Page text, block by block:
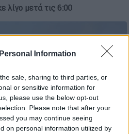
Information
sale, sharing to third parties, or
or sensitive information for
please use the below opt-out
Please note that after your
you may continue seeing
on personal information utilized by
λίγο μετά τις 6:00